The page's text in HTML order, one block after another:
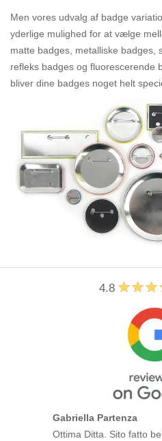
Men vores udvalg af badge
yderlige mulighed for at vælge
matte badges, metalliske badges,
refleks badges og fluorescerende
bliver dine badges noget helt
4.8
Gabriella Partenza
Ottima Ditta. Sito fatto